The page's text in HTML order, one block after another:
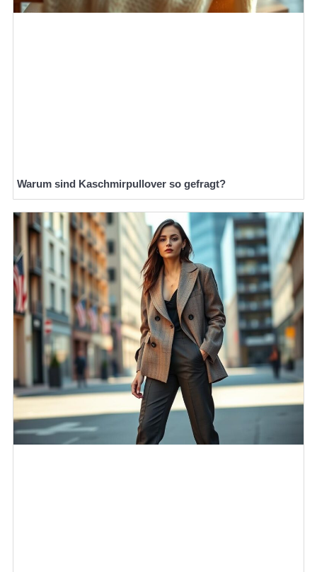
Warum sind Kaschmirpullover so gefragt?